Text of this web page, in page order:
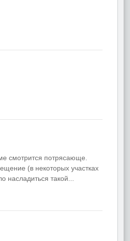
смотрится потрясающе.
(в некоторых участках
такой...